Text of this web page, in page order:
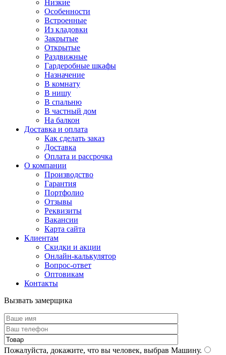
Низкие
Особенности
Встроенные
Из кладовки
Закрытые
Открытые
Раздвижные
Гардеробные шкафы
Назначение
В комнату
В нишу
В спальню
В частный дом
На балкон
Доставка и оплата
Как сделать заказ
Доставка
Оплата и рассрочка
О компании
Производство
Гарантия
Портфолио
Отзывы
Реквизиты
Вакансии
Карта сайта
Клиентам
Скидки и акции
Онлайн-калькулятор
Вопрос-ответ
Оптовикам
Контакты
Вызвать замерщика
Пожалуйста, докажите, что вы человек, выбрав Машину.